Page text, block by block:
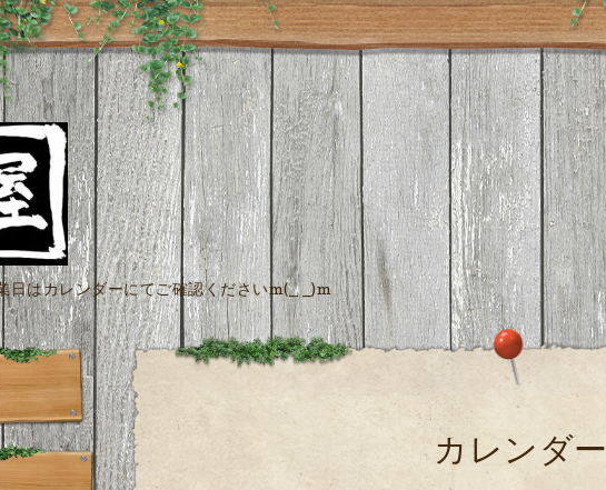
日はカレンダーにてご確認くださいm(_ _)m
カレンダ